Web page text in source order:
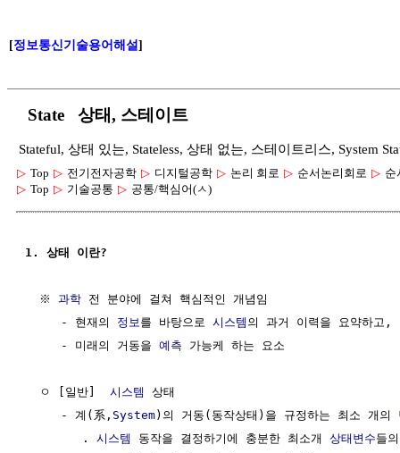
[정보통신기술용어해설]
State 상태, 스테이트
Stateful, 상태 있는, Stateless, 상태 없는, 스테이트리스, System
▷ Top ▷ 전기전자공학 ▷ 디지털공학 ▷ 논리 회로 ▷ 순서논리회로 ▷ 순
▷ Top ▷ 기술공통 ▷ 공통/핵심어(ㅅ)
1. 상태 이란?
  ※
과학 전 분야에 걸쳐 핵심적인 개념임
     - 현재의
정보 를 바탕으로 시스템 의 과거 이력을 요약하고,
     - 미래의 거동을
예측 가능케 하는 요소
  ㅇ [일반]
시스템
상태
     - 계(系,
System)의 거동(동작상태)을 규정하는 최소 개의
        .
시스템 동작을 결정하기에 충분한 최소개 상태변수들